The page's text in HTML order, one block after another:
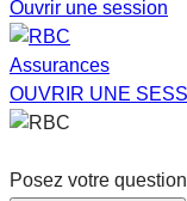
Ouvrir une session
Assurances
OUVRIR UNE
Posez votre question